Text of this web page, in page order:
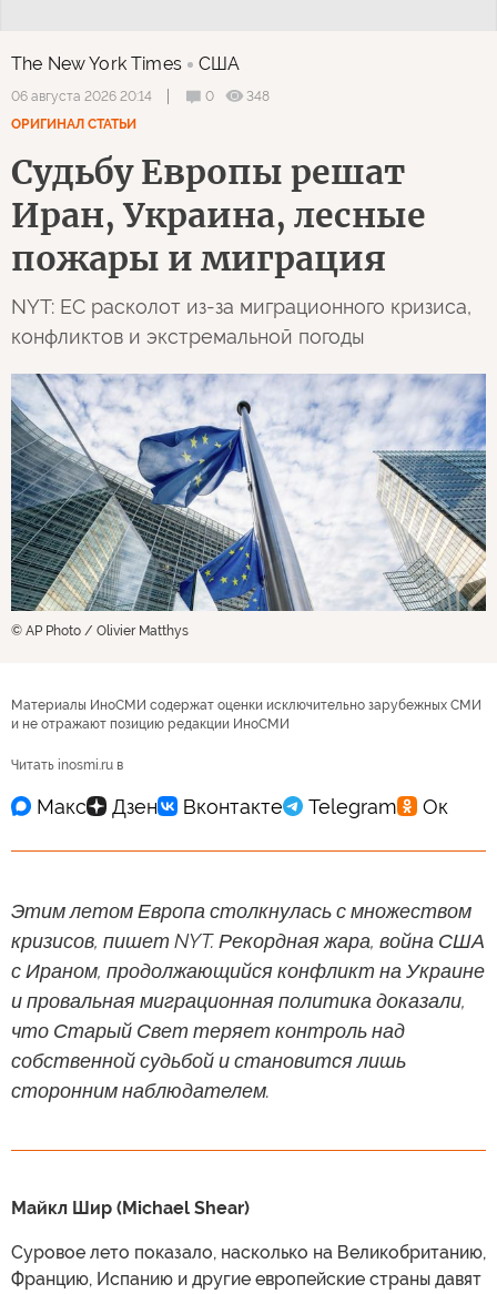
The New York Times США
06 августа 2026 20:14 0
348
ОРИГИНАЛ СТАТЬИ
Судьбу Европы решат
Иран, Украина, лесные
пожары и миграция
NYT: ЕС расколот из-за миграционного кризиса,
конфликтов и экстремальной погоды
© AP Photo / Olivier Matthys
Материалы ИноСМИ содержат оценки исключительно зарубежных СМИ
и не отражают позицию редакции ИноСМИ
Читать inosmi.ru в
Этим летом Европа столкнулась с множеством
кризисов, пишет NYT. Рекордная жара, война США
с Ираном, продолжающийся конфликт на Украине
и провальная миграционная политика доказали,
что Старый Свет теряет контроль над
собственной судьбой и становится лишь
сторонним наблюдателем.
Майкл Шир (Michael Shear)
Суровое лето показало, насколько на Великобританию,
Францию, Испанию и другие европейские страны давят